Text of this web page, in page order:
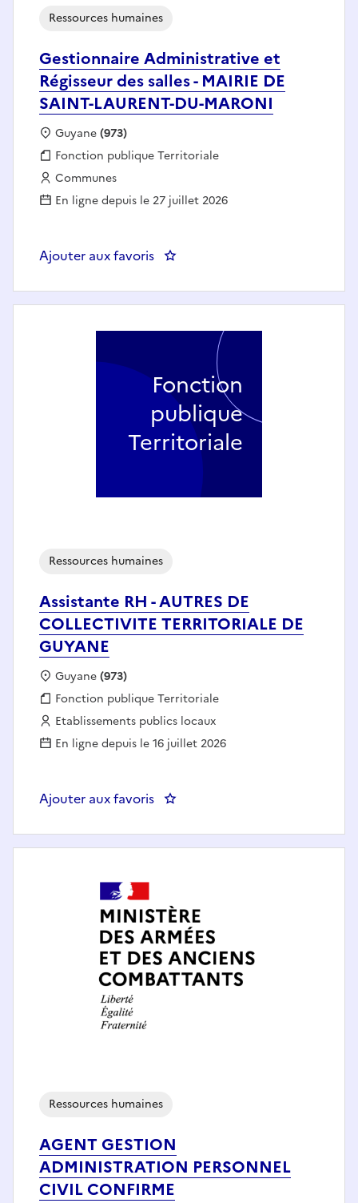
Gestionnaire Administrative et
Régisseur des salles - MAIRIE DE
SAINT-LAURENT-DU-MARONI
Ressources humaines
Localisation :
Guyane(973)
Fonction publique :
Fonction publique Territoriale
Employeur :
Communes
En ligne depuis le 27 juillet 2026
Ajouter aux favoris : Gestionnaire Administrative et
Assistante RH - AUTRES DE
COLLECTIVITE TERRITORIALE DE
GUYANE
Ressources humaines
Localisation :
Guyane(973)
Fonction publique :
Fonction publique Territoriale
Employeur :
Etablissements publics locaux
En ligne depuis le 16 juillet 2026
Ajouter aux favoris : Assistante RH - AUTRES DE
Fonction
publique
Territoriale
AGENT GESTION
ADMINISTRATION PERSONNEL
CIVIL CONFIRME
Ressources humaines